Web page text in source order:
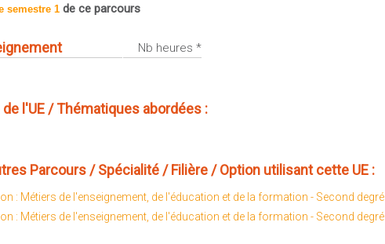
semestre 1 de ce parcours
Nb heures *
l'UE / Thématiques abordées :
Parcours / Spécialité / Filière / Option utilisant cette UE :
: Métiers de l'enseignement, de l'éducation et de la formation - Second degré
: Métiers de l'enseignement, de l'éducation et de la formation - Second degré